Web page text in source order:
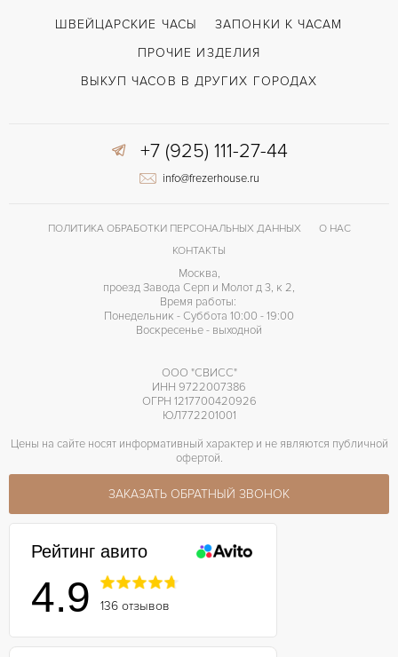
Застежка с помощью шипа
ШВЕЙЦАРСКИЕ ЧАСЫ
ЗАПОНКИ К ЧАСАМ
ПРОЧИЕ ИЗДЕЛИЯ
ВЫКУП ЧАСОВ В ДРУГИХ ГОРОДАХ
+7 (925) 111-27-44
info@frezerhouse.ru
ПОЛИТИКА ОБРАБОТКИ ПЕРСОНАЛЬНЫХ ДАННЫХ
О НАС
КОНТАКТЫ
Москва,
проезд Завода Серп и Молот д 3, к 2,
Время работы:
Понедельник - Суббота 10:00 - 19:00
Воскресенье - выходной
ООО "СВИСС"
ИНН 9722007386
ОГРН 1217700420926
ЮЛ772201001
Цены на сайте носят информативный характер и не являются публичной
офертой.
ЗАКАЗАТЬ ОБРАТНЫЙ ЗВОНОК
Рейтинг авито
4.9 136 отзывов